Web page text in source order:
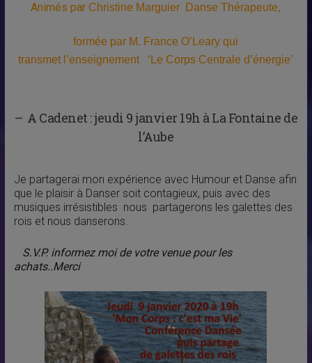
Animés par Christine Marguier Danse Thérapeute,
formée par M. France O’Leary qui
transmet l’enseignement
‘Le Corps Centrale d’énergie’
– A Cadenet : jeudi 9 janvier 19h à La Fontaine de
l’Aube
Je partagerai mon expérience avec Humour et Danse afin
que le plaisir à Danser soit contagieux, puis avec des
musiques irrésistibles nous partagerons les galettes des
rois et nous danserons.
S.V.P. informez moi de votre venue pour les
achats..Merci